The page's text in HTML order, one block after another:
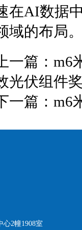
在AI数据
域的布局
上一篇： m6
光伏组件
一篇： m6
2幢1908室